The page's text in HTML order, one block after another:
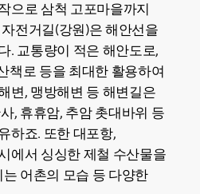
으로 삼척 고포마을까지
전거길(강원)은 해안선을
. 교통량이 적은 해안도로,
책로 등을 최대한 활용하여
변, 맹방해변 등 해변길은
, 휴휴암, 추암 촛대바위 등
하죠. 또한 대포항,
에서 싱싱한 제철 수산물을
어촌의 모습 등 다양한